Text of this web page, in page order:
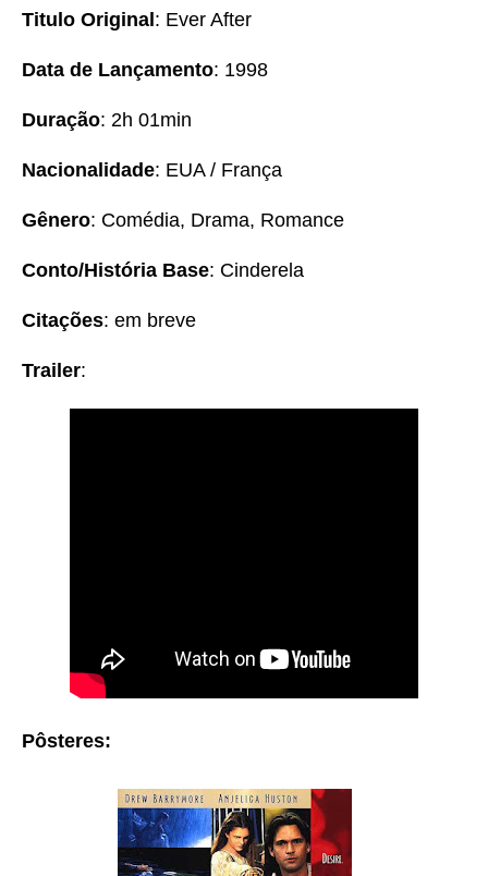
Titulo Original: Ever After
Data de Lançamento: 1998
Duração: 2h 01min
Nacionalidade: EUA / França
Gênero: Comédia, Drama, Romance
Conto/História Base: Cinderela
Citações: em breve
Trailer:
Pôsteres: